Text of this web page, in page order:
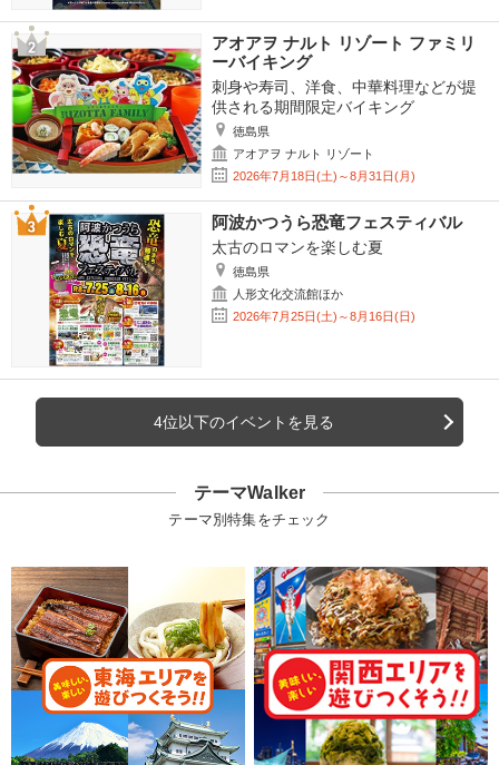
アオアヲ ナルト リゾート ファミリ
ーバイキング
刺身や寿司、洋食、中華料理などが提
供される期間限定バイキング
徳島県
アオアヲ ナルト リゾート
2026年7月18日(土)～8月31日(月)
阿波かつうら恐竜フェスティバル
太古のロマンを楽しむ夏
徳島県
人形文化交流館ほか
2026年7月25日(土)～8月16日(日)
4位以下のイベントを見る
テーマWalker
テーマ別特集をチェック